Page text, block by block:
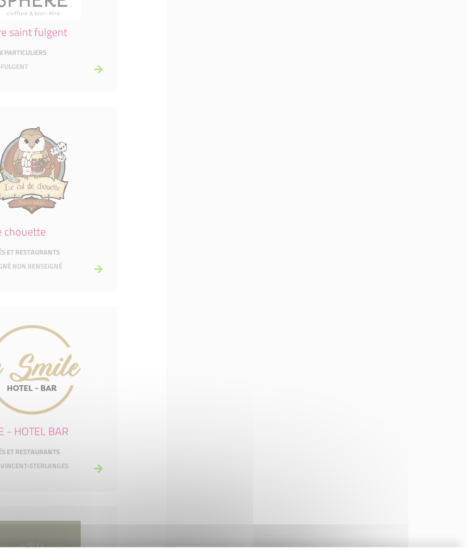
saint fulgent
PARTICULIERS
chouette
ET RESTAURANTS
NON RENSEIGNÉ
- HOTEL BAR
ET RESTAURANTS
STERLANGES